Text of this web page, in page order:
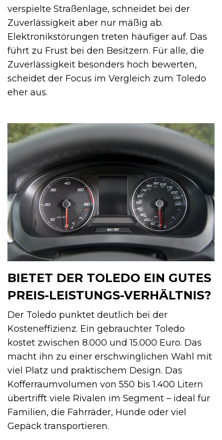
verspielte Straßenlage, schneidet bei der
Zuverlässigkeit aber nur mäßig ab.
Elektronikstörungen treten häufiger auf. Das
führt zu Frust bei den Besitzern. Für alle, die
Zuverlässigkeit besonders hoch bewerten,
scheidet der Focus im Vergleich zum Toledo
eher aus.
BIETET DER TOLEDO EIN GUTES
PREIS-LEISTUNGS-VERHÄLTNIS?
Der Toledo punktet deutlich bei der
Kosteneffizienz. Ein gebrauchter Toledo
kostet zwischen 8.000 und 15.000 Euro. Das
macht ihn zu einer erschwinglichen Wahl mit
viel Platz und praktischem Design. Das
Kofferraumvolumen von 550 bis 1.400 Litern
übertrifft viele Rivalen im Segment – ideal für
Familien, die Fahrräder, Hunde oder viel
Gepäck transportieren.